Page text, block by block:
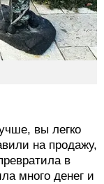
вы легко
на продажу,
в
много денег и